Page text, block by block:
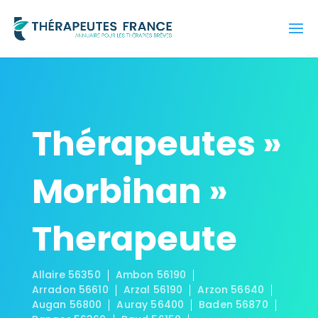
Thérapeutes »
Morbihan »
Therapeute
Allaire 56350
Ambon 56190
Arradon 56610
Arzal 56190
Arzon 56640
Augan 56800
Auray 56400
Baden 56870